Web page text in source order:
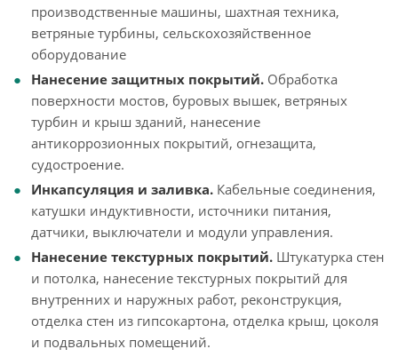
производственные машины, шахтная техника,
ветряные турбины, сельскохозяйственное
оборудование
Нанесение защитных покрытий. Обработка
поверхности мостов, буровых вышек, ветряных
турбин и крыш зданий, нанесение
антикоррозионных покрытий, огнезащита,
судостроение.
Инкапсуляция и заливка. Кабельные соединения,
катушки индуктивности, источники питания,
датчики, выключатели и модули управления.
Нанесение текстурных покрытий. Штукатурка стен
и потолка, нанесение текстурных покрытий для
внутренних и наружных работ, реконструкция,
отделка стен из гипсокартона, отделка крыш, цоколя
и подвальных помещений.